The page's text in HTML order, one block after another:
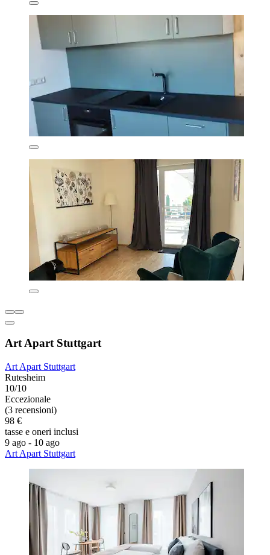
Art Apart Stuttgart
Art Apart Stuttgart
Rutesheim
10/10
Eccezionale
(3 recensioni)
98 €
tasse e oneri inclusi
9 ago - 10 ago
Art Apart Stuttgart